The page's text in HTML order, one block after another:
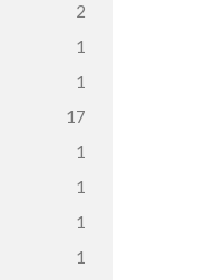
2
1
1
17
1
1
1
1